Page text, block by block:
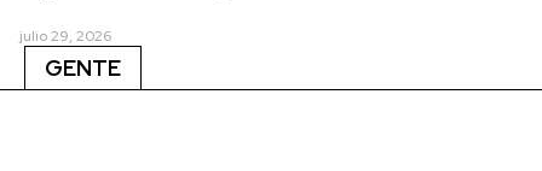
julio 29, 2026
GENTE